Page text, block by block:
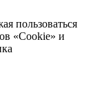
пользоваться
«Cookie» и